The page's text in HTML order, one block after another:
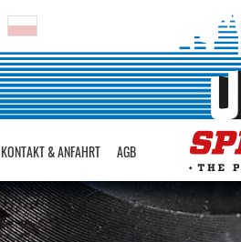
KONTAKT & ANFAHRT AGB